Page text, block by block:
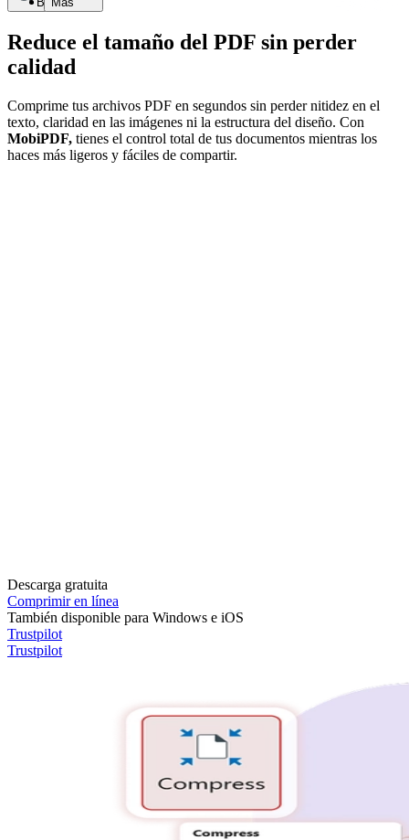
Reduce el tamaño del PDF sin perder
calidad
Comprime tus archivos PDF en segundos sin perder nitidez en el
texto, claridad en las imágenes ni la estructura del diseño. Con
MobiPDF, tienes el control total de tus documentos mientras los
haces más ligeros y fáciles de compartir.
Descarga gratuita
Comprimir en línea
También disponible para Windows e iOS
Trustpilot
Trustpilot